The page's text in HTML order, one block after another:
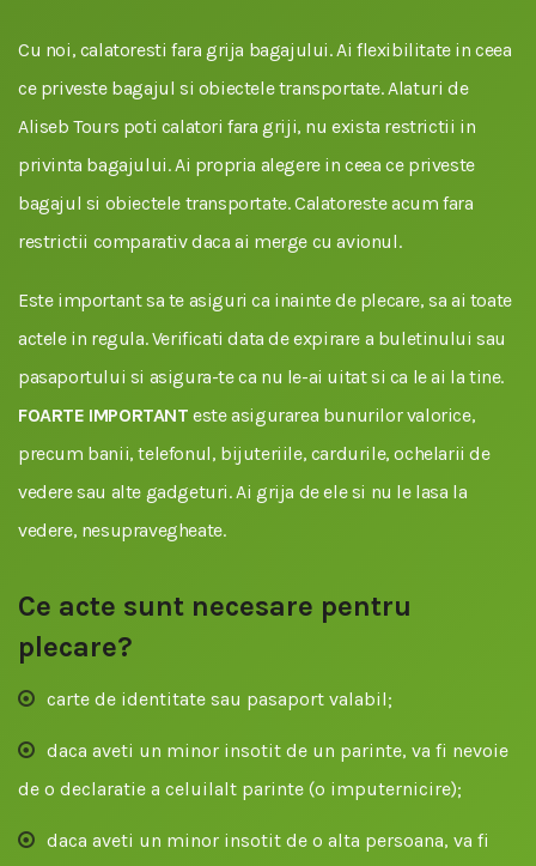
Cu noi, calatoresti fara grija bagajului. Ai flexibilitate in ceea
ce priveste bagajul si obiectele transportate. Alaturi de
Aliseb Tours poti calatori fara griji, nu exista restrictii in
privinta bagajului. Ai propria alegere in ceea ce priveste
bagajul si obiectele transportate. Calatoreste acum fara
restrictii comparativ daca ai merge cu avionul.
Este important sa te asiguri ca inainte de plecare, sa ai toate
actele in regula. Verificati data de expirare a buletinului sau
pasaportului si asigura-te ca nu le-ai uitat si ca le ai la tine.
FOARTE IMPORTANT este asigurarea bunurilor valorice,
precum banii, telefonul, bijuteriile, cardurile, ochelarii de
vedere sau alte gadgeturi. Ai grija de ele si nu le lasa la
vedere, nesupravegheate.
Ce acte sunt necesare pentru
plecare?
carte de identitate sau pasaport valabil;
daca aveti un minor insotit de un parinte, va fi nevoie
de o declaratie a celuilalt parinte (o imputernicire);
daca aveti un minor insotit de o alta persoana, va fi